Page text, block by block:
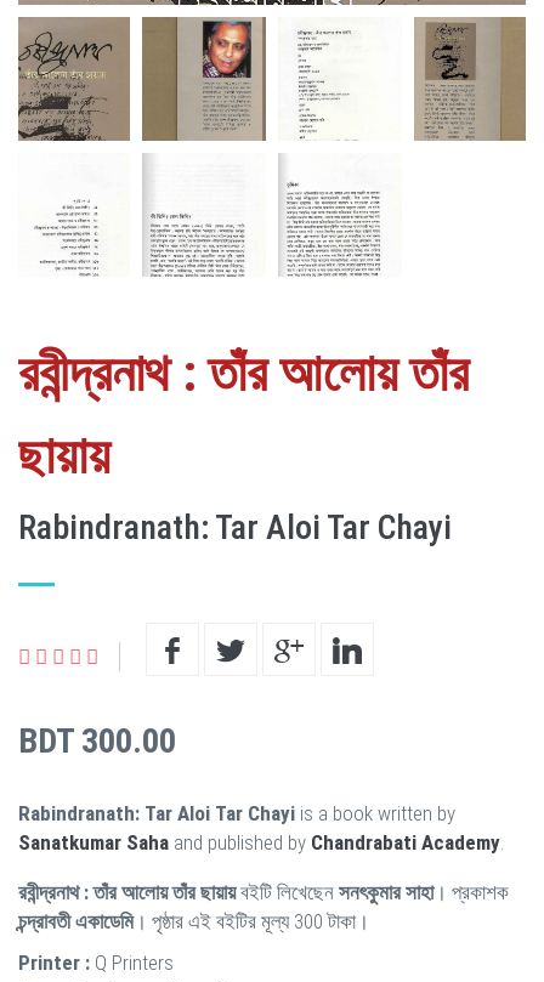
রবীন্দ্রনাথ : তাঁর আলোয় তাঁর
ছায়ায়
Rabindranath: Tar Aloi Tar Chayi
BDT 300.00
Rabindranath: Tar Aloi Tar Chayi is a book written by
Sanatkumar Saha and published by Chandrabati Academy
রবীন্দ্রনাথ : তাঁর আলোয় তাঁর ছায়ায়বইটি লিখেছেন সনৎকুমার সাহা। প্রকাশক
চন্দ্রাবতী একাডেমি। পৃষ্ঠার এই বইটির মূল্য 300 টাকা।
Printer : Q Printers